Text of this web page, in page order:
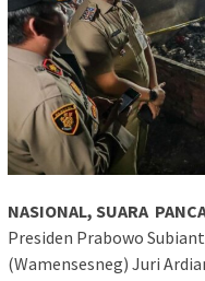
NASIONAL, SUARA
Presiden Prabowo
(Wamensesneg) Juri